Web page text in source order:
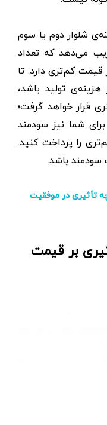
شلوار دوم یا سوم
می‌دهد که تعداد
قیمت کم‌تری دارد. تا
تولید باشد،
قرار خواهد گرفت؛
شما نیز سودمند
را پرداخت کنید.
سودمند باشد.
تأثیری در موفقیت
بر قیمت